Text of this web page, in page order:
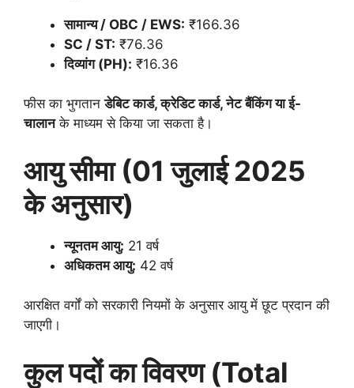
सामान्य / OBC / EWS: ₹166.36
SC / ST: ₹76.36
दिव्यांग (PH): ₹16.36
फीस का भुगतानडेबिट कार्ड, क्रेडिट कार्ड, नेट बैंकिंग या ई-
चालानके माध्यम से किया जा सकता है।
आयु सीमा (01 जुलाई 2025
के अनुसार)
न्यूनतम आयु: 21 वर्ष
अधिकतम आयु: 42 वर्ष
आरक्षित वर्गों को सरकारी नियमों के अनुसार आयु में छूट प्रदान की
जाएगी।
कुल पदों का विवरण (Total